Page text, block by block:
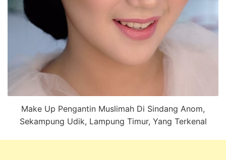
Make Up Pengantin Muslimah Di Sindang Anom,
Sekampung Udik, Lampung Timur, Yang Terkenal